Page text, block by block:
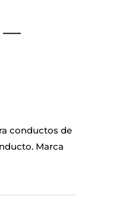
—
conductos de
Marca